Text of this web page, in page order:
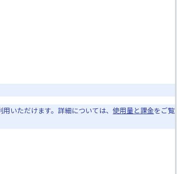
いただけます。詳細については、 使用量と課金をご覧